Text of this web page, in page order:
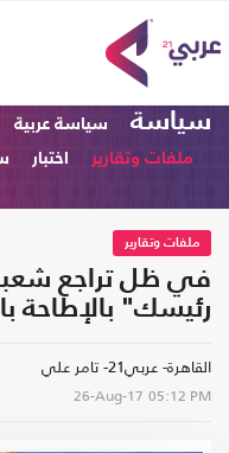
سياسة سياسة عربية
ملفات وتقارير
اختبار
ملفات وتقارير
في ظل تراجع
رئيسك" بالإطاحة
القاهرة- عربي21- تامر علي
26-Aug-17 05:12 PM